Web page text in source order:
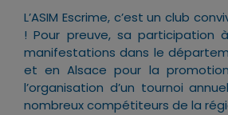
L’ASIM Escrime, c’est un club
! Pour preuve, sa participation
manifestations dans le
et en Alsace pour la
l’organisation d’un tournoi
nombreux compétiteurs de la